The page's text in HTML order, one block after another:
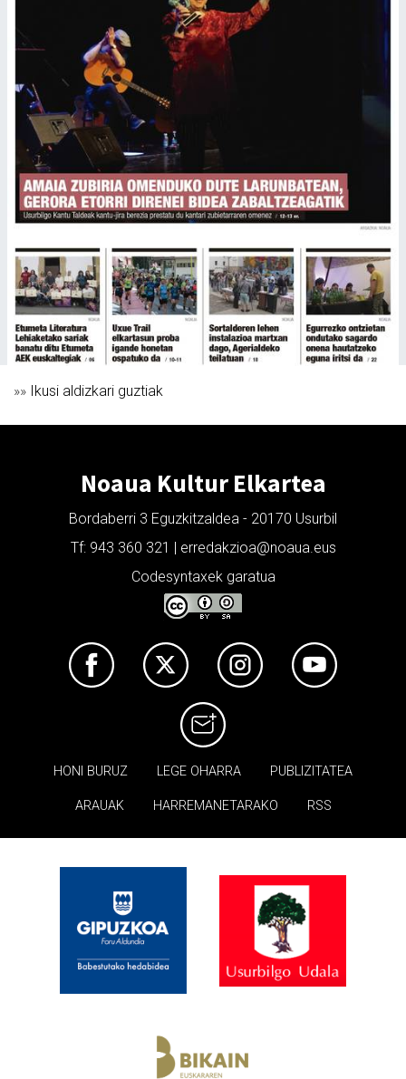
»» Ikusi aldizkari guztiak
Noaua Kultur Elkartea
Bordaberri 3 Eguzkitzaldea - 20170 Usurbil
Tf: 943 360 321 | erredakzioa@noaua.eus
Codesyntaxek garatua
HONI BURUZ LEGE OHARRA PUBLIZITATEA
ARAUAK HARREMANETARAKO RSS